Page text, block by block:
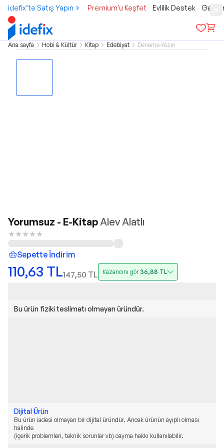
idefix’te Satış Yapın Premium'u Keşfet Evlilik Destek
Ana sayfa Hobi & Kültür Kitap Edebiyat Deneme-Yazın
Yorumsuz - E-KitapAlev Alatlı
Sepette İndirim
110,63 TL147,50 TL Kazancını gör36,88 TL
Bu ürün fiziki teslimatı olmayan üründür.
Dijital Ürün
Bu ürün iadesi olmayan bir dijital üründür. Ancak ürünün ayıplı olması
halinde
(içerik problemleri, teknik sorunlar vb) cayma hakkı kullanılabilir.